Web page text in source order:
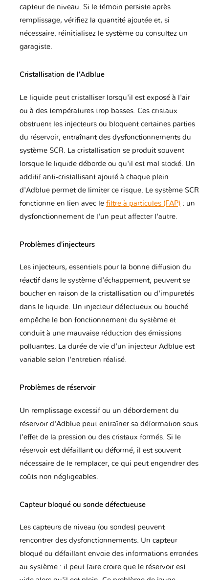
Daewoo Daihatsu Datsun
Eagle FAW Ferrari
Fiat Ford Foton
Geely
Harley
Davidson
Honda Honda Moto Hummer
Iveco JAC JMC
Jaguar Jeep KTM
Lamborghini Lancia Land Rover
capteur de niveau. Si le témoin persiste après
remplissage, vérifiez la quantité ajoutée et, si
nécessaire, réinitialisez le système ou consultez un
garagiste.
Cristallisation de l'Adblue
Le liquide peut cristalliser lorsqu'il est exposé à l'air
ou à des températures trop basses. Ces cristaux
obstruent les injecteurs ou bloquent certaines parties
du réservoir, entraînant des dysfonctionnements du
système SCR. La cristallisation se produit souvent
lorsque le liquide déborde ou qu'il est mal stocké. Un
additif anti-cristallisant ajouté à chaque plein
d'Adblue permet de limiter ce risque. Le système SCR
fonctionne en lien avec le filtre à particules (FAP) : un
dysfonctionnement de l'un peut affecter l'autre.
Problèmes d'injecteurs
Les injecteurs, essentiels pour la bonne diffusion du
réactif dans le système d'échappement, peuvent se
boucher en raison de la cristallisation ou d'impuretés
dans le liquide. Un injecteur défectueux ou bouché
empêche le bon fonctionnement du système et
conduit à une mauvaise réduction des émissions
polluantes. La durée de vie d'un injecteur Adblue est
variable selon l'entretien réalisé.
Problèmes de réservoir
Un remplissage excessif ou un débordement du
réservoir d'Adblue peut entraîner sa déformation sous
l'effet de la pression ou des cristaux formés. Si le
réservoir est défaillant ou déformé, il est souvent
nécessaire de le remplacer, ce qui peut engendrer des
coûts non négligeables.
Capteur bloqué ou sonde défectueuse
Les capteurs de niveau (ou sondes) peuvent
rencontrer des dysfonctionnements. Un capteur
bloqué ou défaillant envoie des informations erronées
au système : il peut faire croire que le réservoir est